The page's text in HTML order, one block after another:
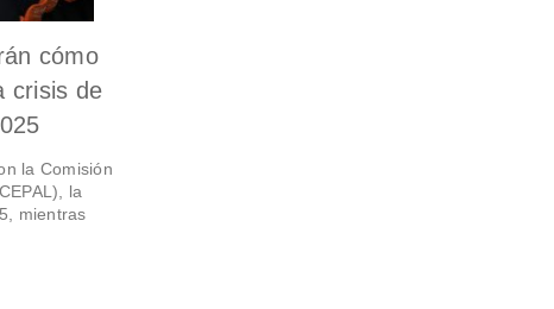
cómo
crisis de
la Comisión
la
mientras